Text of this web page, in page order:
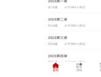
3.高效知识
准则，致力
软件特征（